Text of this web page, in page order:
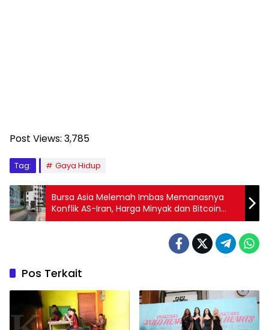
Post Views: 3,785
Tag: Gaya Hidup
Bursa Asia Melemah Imbas Memanasnya
Konflik AS-Iran, Harga Minyak dan Bitcoin
Turun
Pos Terkait